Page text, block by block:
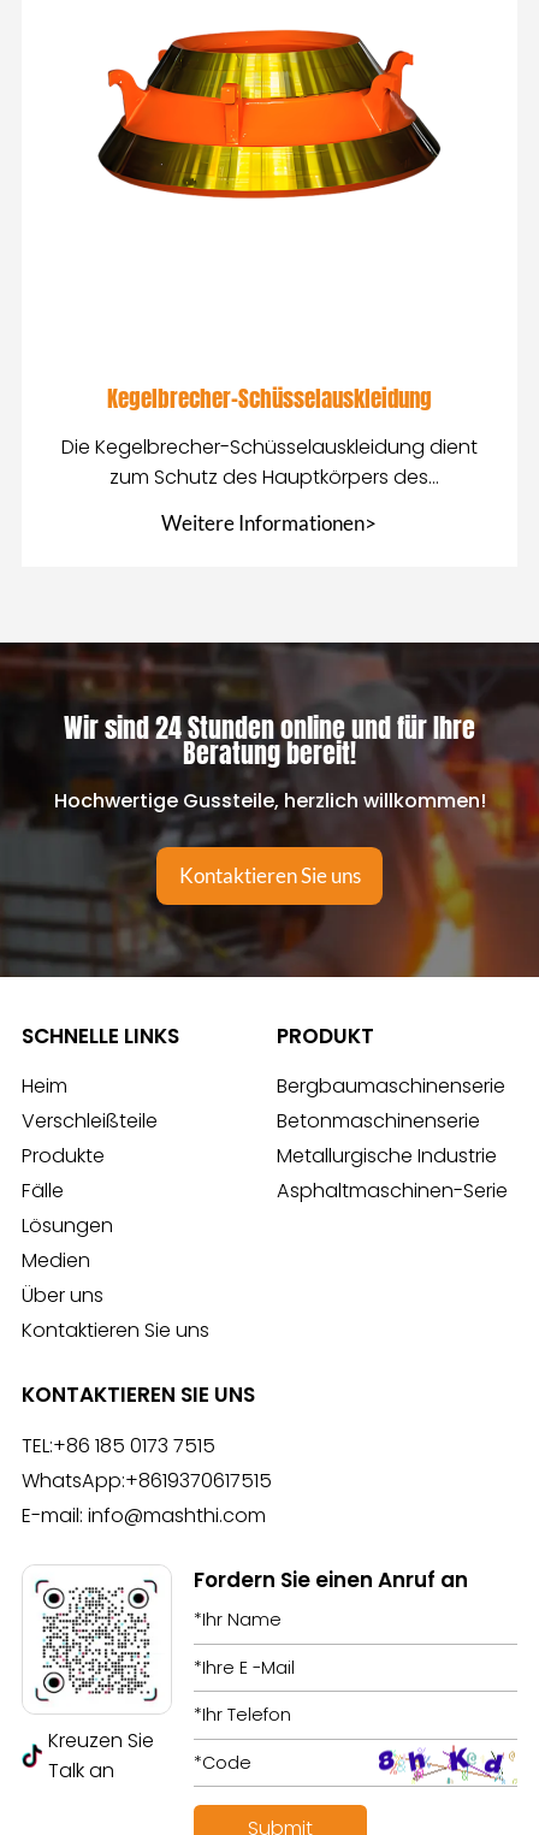
Kegelbrecher-Schüsselauskleidung
Die Kegelbrecher-Schüsselauskleidung dient
zum Schutz des Hauptkörpers des
Weitere Informationen>
Wir sind 24 Stunden online und für Ihre
Beratung bereit!
Hochwertige Gussteile, herzlich willkommen!
Kontaktieren Sie uns
SCHNELLE LINKS
Heim
Verschleißteile
Produkte
Fälle
Lösungen
Medien
Über uns
Kontaktieren Sie uns
PRODUKT
Bergbaumaschinenserie
Betonmaschinenserie
Metallurgische Industrie
Asphaltmaschinen-Serie
KONTAKTIEREN SIE UNS
TEL:+86 185 0173 7515
WhatsApp:+8619370617515
E-mail: info@mashthi.com
Kreuzen Sie
Talk an
Fordern Sie einen Anruf an